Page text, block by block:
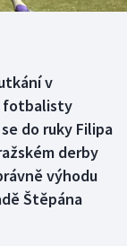
v
fotbalisty
do ruky Filipa
derby
výhodu
Štěpána